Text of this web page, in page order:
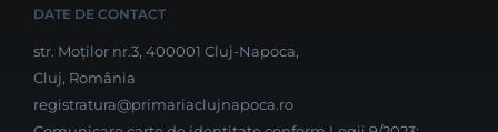
DATE DE CONTACT
str. Moților nr.3, 400001 Cluj-Napoca,
Cluj, România
registratura@primariaclujnapoca.ro